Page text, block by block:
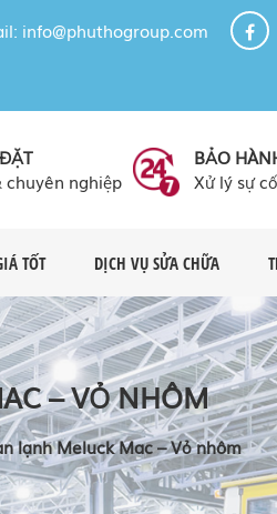
info@phuthogroup.com
chuyên nghiệp
BẢO
Xử lý sự
TỐT DỊCH VỤ SỬA CHỮA
– VỎ NHÔM
lạnh Meluck Mac – Vỏ nhôm